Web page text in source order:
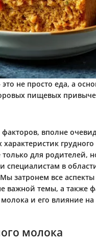
не просто еда, а
пищевых
факторов, вполне
характеристик
для родителей,
специалистам в
затронем все аспекты
важной темы, а также
и его влияние на
молока